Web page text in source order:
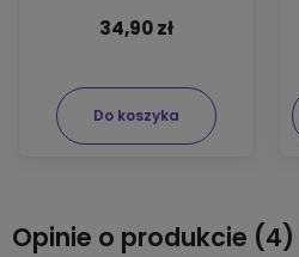
34,90 zł
Do koszyka
Opinie o produkcie (4)